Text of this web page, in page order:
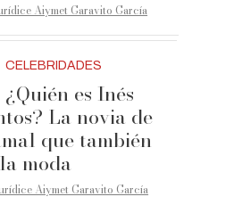
Aiymet Garavito García
CELEBRIDADES
¿Quién es Inés
La novia de
que también
moda
Aiymet Garavito García